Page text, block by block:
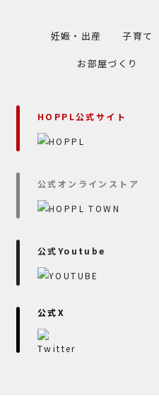
妊娠・出産 子育て
お部屋づくり
HOPPL公式サイト
公式オンラインストア
公式Youtube
公式X